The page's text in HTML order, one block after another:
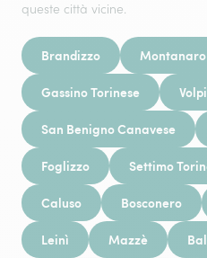
queste città vicine.
Brandizzo Montanaro
Gassino Torinese
San Benigno Canavese
Foglizzo Settimo
Caluso Bosconero
Leinì Mazzè